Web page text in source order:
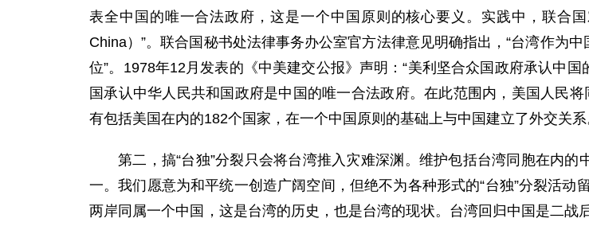
表全中国的唯一合法政府，这是一个中国原则的核心要义。实践中，联合
China）”。联合国秘书处法律事务办公室官方法律意见明确指出，“台湾作为
位”。1978年12月发表的《中美建交公报》声明：“美利坚合众国政府承认中
国承认中华人民共和国政府是中国的唯一合法政府。在此范围内，美国人民
有包括美国在内的182个国家，在一个中国原则的基础上与中国建立了外交关系
第二，搞“台独”分裂只会将台湾推入灾难深渊。维护包括台湾同胞在内
一。我们愿意为和平统一创造广阔空间，但绝不为各种形式的“台独”分裂活动
两岸同属一个中国，这是台湾的历史，也是台湾的现状。台湾回归中国是二